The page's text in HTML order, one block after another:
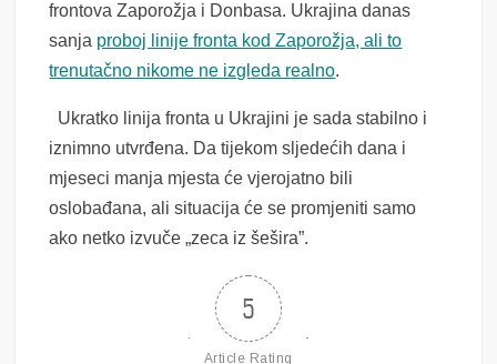
frontova Zaporožja i Donbasa. Ukrajina danas
sanja proboj linije fronta kod Zaporožja, ali to
trenutačno nikome ne izgleda realno.
Ukratko linija fronta u Ukrajini je sada stabilno i
iznimno utvrđena. Da tijekom sljedećih dana i
mjeseci manja mjesta će vjerojatno bili
oslobađana, ali situacija će se promjeniti samo
ako netko izvuče „zeca iz šešira”.
5
Article Rating